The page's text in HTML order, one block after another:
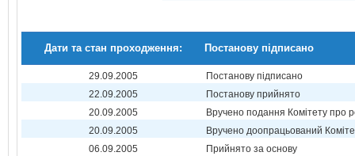
Дати та стан проходження: Постанову підписано
29.09.2005
Постанову підписано
22.09.2005
Постанову прийнято
20.09.2005
Вручено подання Комітету про
20.09.2005
Вручено доопрацьований
06.09.2005
Прийнято за основу